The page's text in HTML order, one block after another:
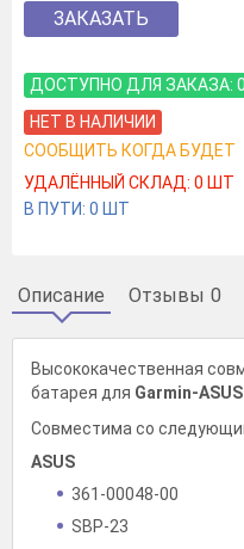
ЗАКАЗАТЬ
ДОСТУПНО ДЛЯ ЗАКАЗА: 0
НЕТ В НАЛИЧИИ
СООБЩИТЬ КОГДА БУДЕТ
УДАЛЁННЫЙ СКЛАД: 0 ШТ
В ПУТИ: 0 ШТ
Описание Отзывы 0
Высококачественная
батарея для Garmin-
Совместима со
ASUS
361-00048-00
SBP-23